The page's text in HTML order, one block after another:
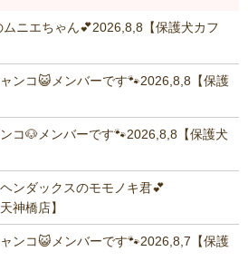
ニエちゃん💕2026,8,8【保護犬カフ
ンコ😺メンバーです🐾2026,8,8【保護
コ🐶メンバーです🐾2026,8,8【保護犬
ンダックスのモモノキ君💕
神橋店】
ンコ😺メンバーです🐾2026,8,7【保護